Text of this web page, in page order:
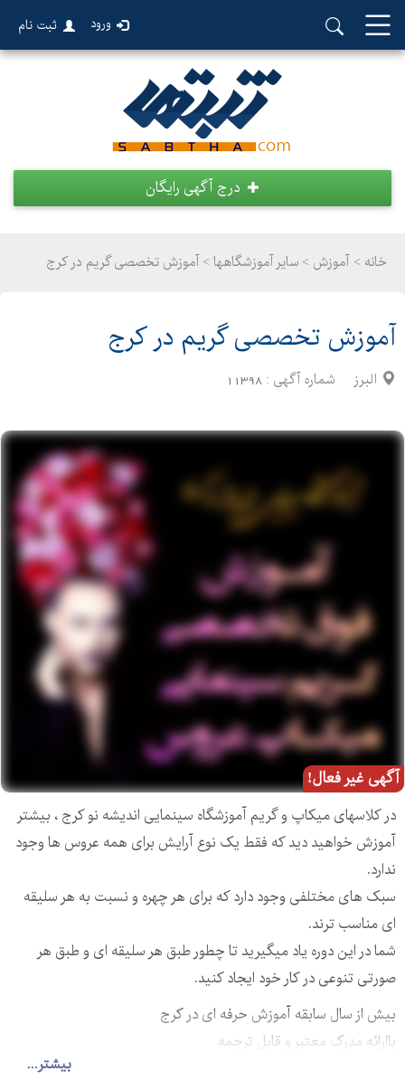
ورود ثبت نام
درج آگهی رایگان
خانه > آموزش > سایر آموزشگاهها > آموزش تخصصی گریم در کرج
آموزش تخصصی گریم در کرج
البرز شماره آگهی : 11398
آگهی غیر فعال!
بیشتر...
در کلاسهای میکاپ و گریم آموزشگاه سینمایی اندیشه نو کرج ، بیشتر
آموزش خواهید دید که فقط یک نوع آرایش برای همه عروس ها وجود
ندارد.
سبک های مختلفی وجود دارد که برای هر چهره و نسبت به هر سلیقه
ای مناسب ترند.
شما در این دوره یاد میگیرید تا چطور طبق هر سلیقه ای و طبق هر
صورتی تنوعی در کار خود ایجاد کنید.
بیش از سال سابقه آموزش حرفه ای در کرج
باارائه مدرک معتبر و قابل ترجمه
همین الان با ما تماس بگیرید و اسمتونو برای کلاس رزرو کنید